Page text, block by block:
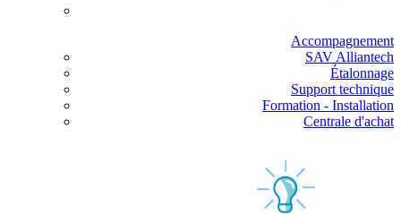
Accompagnement
SAV Alliantech
Étalonnage
Support technique
Formation - Installation
Centrale d'achat